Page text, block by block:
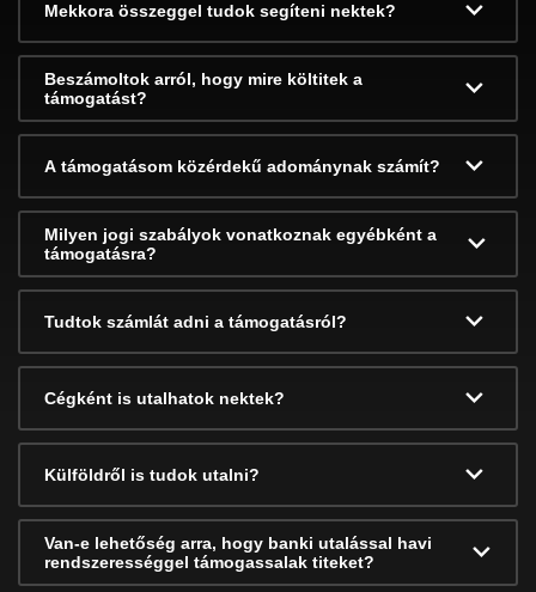
Mekkora összeggel tudok segíteni nektek?
Beszámoltok arról, hogy mire költitek a
támogatást?
A támogatásom közérdekű adománynak számít?
Milyen jogi szabályok vonatkoznak egyébként a
támogatásra?
Tudtok számlát adni a támogatásról?
Cégként is utalhatok nektek?
Külföldről is tudok utalni?
Van-e lehetőség arra, hogy banki utalással havi
rendszerességgel támogassalak titeket?